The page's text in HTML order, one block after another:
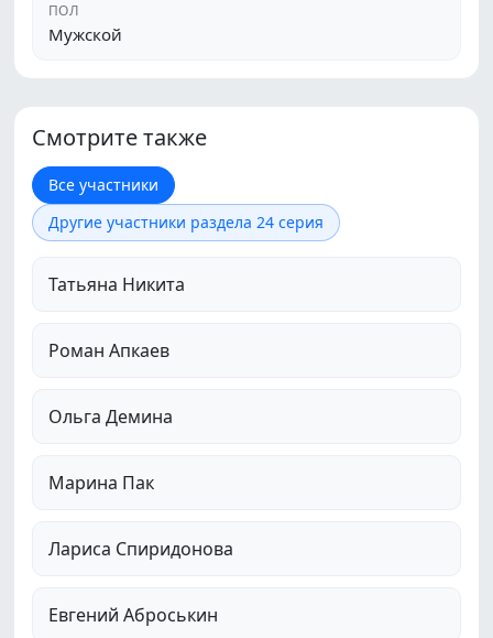
ПОЛ
Мужской
Смотрите также
Все участники
Другие участники раздела 24 серия
Татьяна Никита
Роман Апкаев
Ольга Демина
Марина Пак
Лариса Спиридонова
Евгений Аброськин